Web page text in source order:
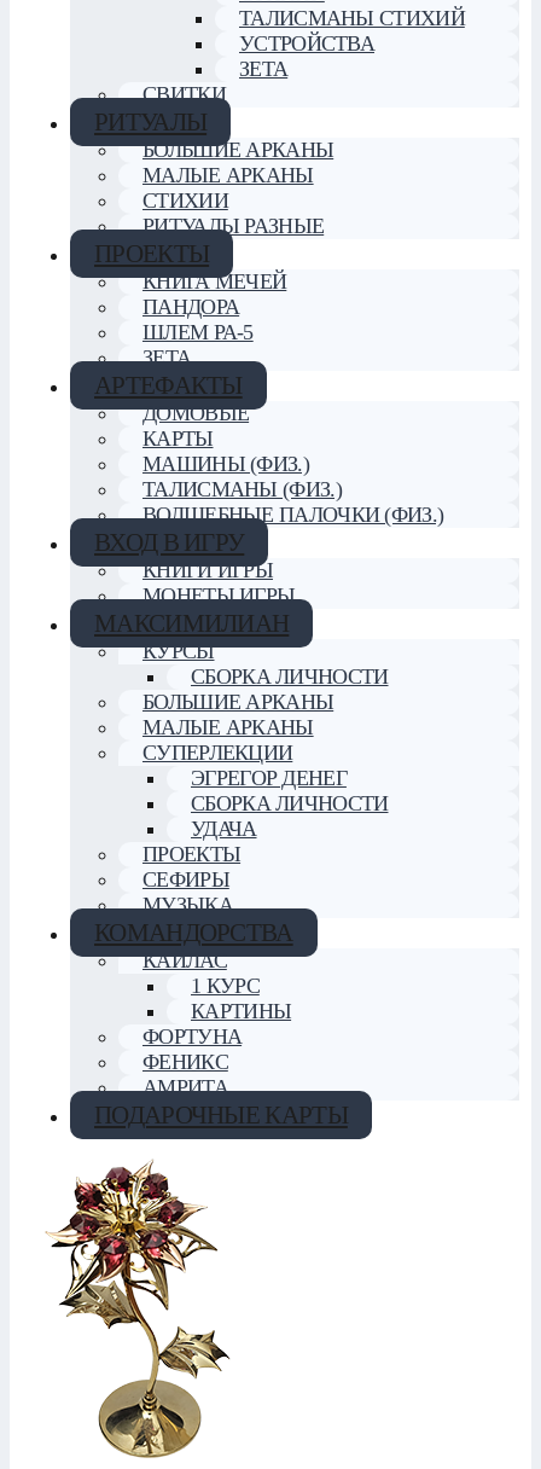
ТАЛИСМАНЫ СТИХИЙ
УСТРОЙСТВА
ЗЕТА
СВИТКИ
РИТУАЛЫ
БОЛЬШИЕ АРКАНЫ
МАЛЫЕ АРКАНЫ
СТИХИИ
РИТУАЛЫ РАЗНЫЕ
ПРОЕКТЫ
КНИГА МЕЧЕЙ
ПАНДОРА
ШЛЕМ РА-5
ЗЕТА
АРТЕФАКТЫ
ДОМОВЫЕ
КАРТЫ
МАШИНЫ (ФИЗ.)
ТАЛИСМАНЫ (ФИЗ.)
ВОЛШЕБНЫЕ ПАЛОЧКИ (ФИЗ.)
ВХОД В ИГРУ
КНИГИ ИГРЫ
МОНЕТЫ ИГРЫ
МАКСИМИЛИАН
КУРСЫ
СБОРКА ЛИЧНОСТИ
БОЛЬШИЕ АРКАНЫ
МАЛЫЕ АРКАНЫ
СУПЕРЛЕКЦИИ
ЭГРЕГОР ДЕНЕГ
СБОРКА ЛИЧНОСТИ
УДАЧА
ПРОЕКТЫ
СЕФИРЫ
МУЗЫКА
КОМАНДОРСТВА
КАЙЛАС
1 КУРС
КАРТИНЫ
ФОРТУНА
ФЕНИКС
АМРИТА
ПОДАРОЧНЫЕ КАРТЫ